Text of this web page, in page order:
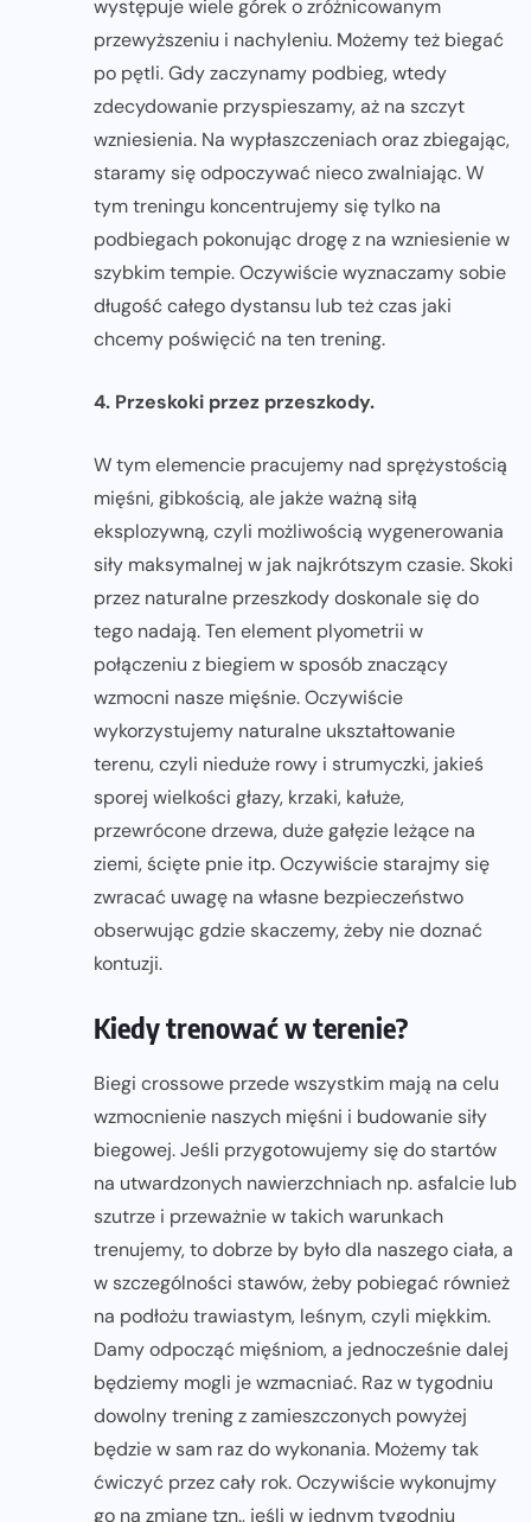
występuje wiele górek o zróżnicowanym
przewyższeniu i nachyleniu. Możemy też biegać
po pętli. Gdy zaczynamy podbieg, wtedy
zdecydowanie przyspieszamy, aż na szczyt
wzniesienia. Na wypłaszczeniach oraz zbiegając,
staramy się odpoczywać nieco zwalniając. W
tym treningu koncentrujemy się tylko na
podbiegach pokonując drogę z na wzniesienie w
szybkim tempie. Oczywiście wyznaczamy sobie
długość całego dystansu lub też czas jaki
chcemy poświęcić na ten trening.
4. Przeskoki przez przeszkody.
W tym elemencie pracujemy nad sprężystością
mięśni, gibkością, ale jakże ważną siłą
eksplozywną, czyli możliwością wygenerowania
siły maksymalnej w jak najkrótszym czasie. Skoki
przez naturalne przeszkody doskonale się do
tego nadają. Ten element plyometrii w
połączeniu z biegiem w sposób znaczący
wzmocni nasze mięśnie. Oczywiście
wykorzystujemy naturalne ukształtowanie
terenu, czyli nieduże rowy i strumyczki, jakieś
sporej wielkości głazy, krzaki, kałuże,
przewrócone drzewa, duże gałęzie leżące na
ziemi, ścięte pnie itp. Oczywiście starajmy się
zwracać uwagę na własne bezpieczeństwo
obserwując gdzie skaczemy, żeby nie doznać
kontuzji.
Kiedy trenować w terenie?
Biegi crossowe przede wszystkim mają na celu
wzmocnienie naszych mięśni i budowanie siły
biegowej. Jeśli przygotowujemy się do startów
na utwardzonych nawierzchniach np. asfalcie lub
szutrze i przeważnie w takich warunkach
trenujemy, to dobrze by było dla naszego ciała, a
w szczególności stawów, żeby pobiegać również
na podłożu trawiastym, leśnym, czyli miękkim.
Damy odpocząć mięśniom, a jednocześnie dalej
będziemy mogli je wzmacniać. Raz w tygodniu
dowolny trening z zamieszczonych powyżej
będzie w sam raz do wykonania. Możemy tak
ćwiczyć przez cały rok. Oczywiście wykonujmy
go na zmianę tzn., jeśli w jednym tygodniu